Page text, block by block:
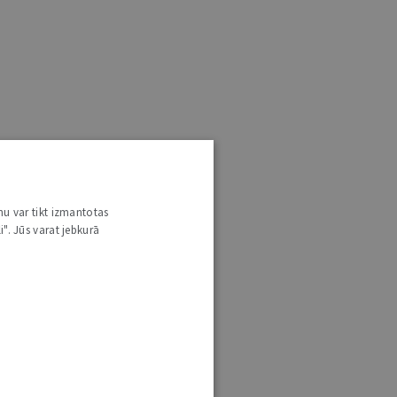
var tikt izmantotas
Jūs varat jebkurā